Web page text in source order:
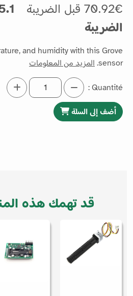
70.92€ قبل الضريبة
الضريبة
and humidity with this Grove
sensor. المزيد من المعلومات
Quantité :
أضف إلى السلة
قد تهمك هذه